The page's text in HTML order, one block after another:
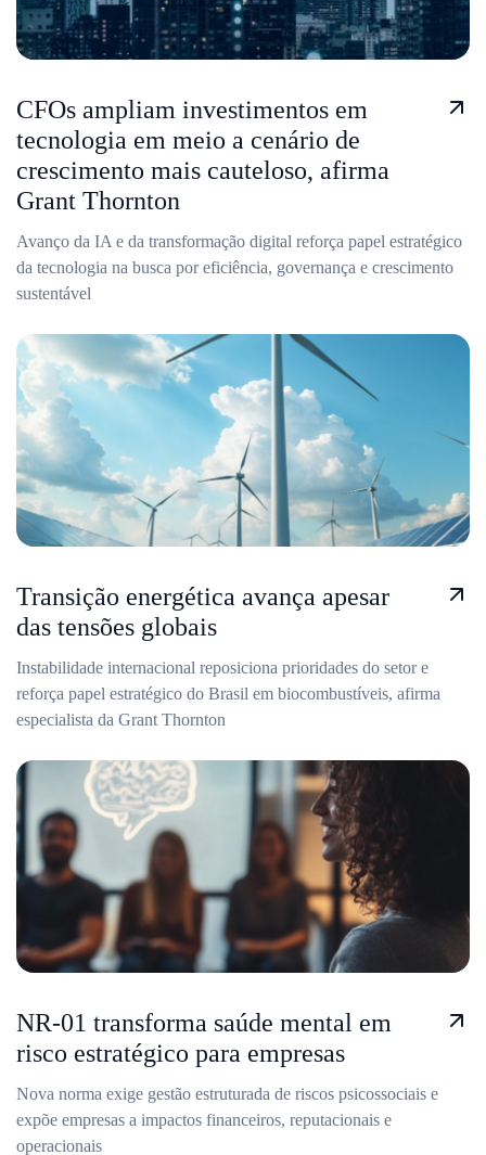
CFOs ampliam investimentos em
tecnologia em meio a cenário de
crescimento mais cauteloso, afirma
Grant Thornton
Avanço da IA e da transformação digital reforça papel estratégico
da tecnologia na busca por eficiência, governança e crescimento
sustentável
Transição energética avança apesar
das tensões globais
Instabilidade internacional reposiciona prioridades do setor e
reforça papel estratégico do Brasil em biocombustíveis, afirma
especialista da Grant Thornton
NR-01 transforma saúde mental em
risco estratégico para empresas
Nova norma exige gestão estruturada de riscos psicossociais e
expõe empresas a impactos financeiros, reputacionais e
operacionais